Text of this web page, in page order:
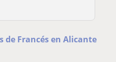
de Francés en Alicante